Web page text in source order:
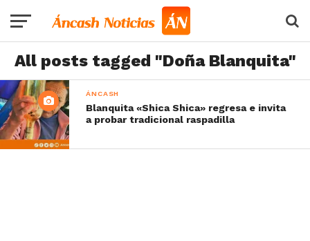
All posts tagged "Doña Blanquita"
ÁNCASH
Blanquita «Shica Shica» regresa e invita
a probar tradicional raspadilla